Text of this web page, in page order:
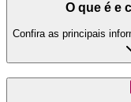
O que é e
Confira as principais